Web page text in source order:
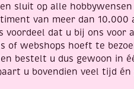
sluit op alle hobbywensen
van meer dan 10.000
voordeel dat u bij ons voor
of webshops hoeft te
bestelt u dus gewoon in
u bovendien veel tijd én